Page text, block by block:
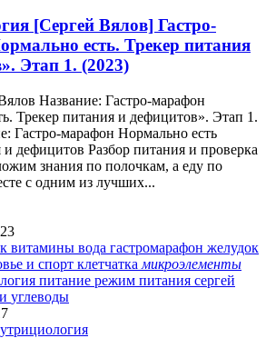
[Сергей Вялов] Гастро-
есть. Трекер питания
Этап 1. (2023)
Название: Гастро-марафон
Трекер питания и дефицитов». Этап 1.
Гастро-марафон Нормально есть
и дефицитов Разбор питания и проверка
знания по полочкам, а еду по
с одним из лучших...
витамины вода гастромарафон желудок
и спорт клетчатка микроэлементы
питание режим питания сергей
углеводы